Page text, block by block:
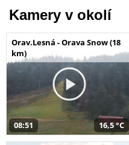
Kamery v okolí
Orav.Lesná - Orava Snow (18
km)
08:51 16,5 °C